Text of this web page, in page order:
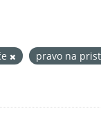
pravo na